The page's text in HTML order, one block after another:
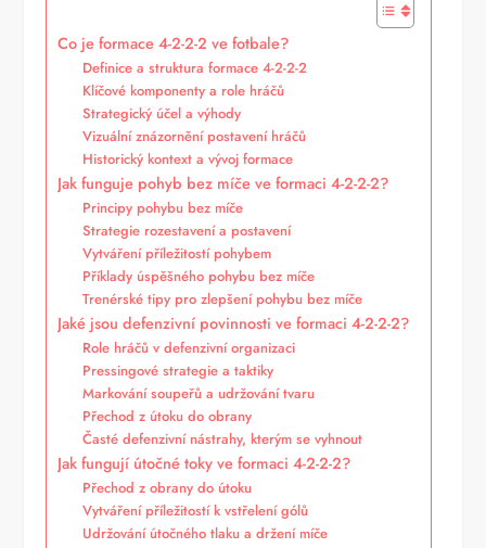
Co je formace 4-2-2-2 ve fotbale?
Definice a struktura formace 4-2-2-2
Klíčové komponenty a role hráčů
Strategický účel a výhody
Vizuální znázornění postavení hráčů
Historický kontext a vývoj formace
Jak funguje pohyb bez míče ve formaci 4-2-2-2?
Principy pohybu bez míče
Strategie rozestavení a postavení
Vytváření příležitostí pohybem
Příklady úspěšného pohybu bez míče
Trenérské tipy pro zlepšení pohybu bez míče
Jaké jsou defenzivní povinnosti ve formaci 4-2-2-2?
Role hráčů v defenzivní organizaci
Pressingové strategie a taktiky
Markování soupeřů a udržování tvaru
Přechod z útoku do obrany
Časté defenzivní nástrahy, kterým se vyhnout
Jak fungují útočné toky ve formaci 4-2-2-2?
Přechod z obrany do útoku
Vytváření příležitostí k vstřelení gólů
Udržování útočného tlaku a držení míče